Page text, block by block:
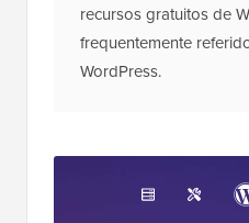
recursos gratuitos de
frequentemente
WordPress.